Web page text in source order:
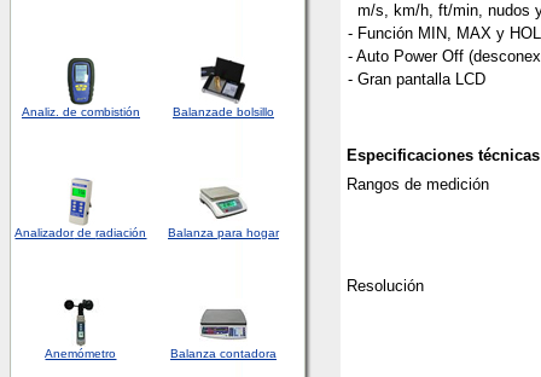
Analiz. de combistión Balanzade bolsillo
Analizadorderadiación Balanza para hogar
Anemómetro Balanza contadora
m/s, km/h, ft/min, nudos
- Función MIN, MAX y
- Auto Power Off
- Gran pantalla LCD
Especificaciones técnicas
Rangos de medición
Resolución